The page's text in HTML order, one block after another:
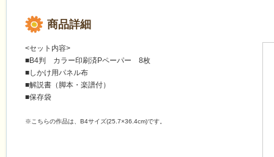
商品詳細
<セット内容>
■B4判 カラー印刷済Pペーパー 8枚
■しかけ用パネル布
■解説書（脚本・楽譜付）
■保存袋
※こちらの作品は、B4サイズ(25.7×36.4cm)です。